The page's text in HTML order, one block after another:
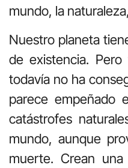
mundo, la
Nuestro planeta
de existencia.
todavía no ha
parece empeñado
catástrofes
mundo, aunque
muerte. Crean